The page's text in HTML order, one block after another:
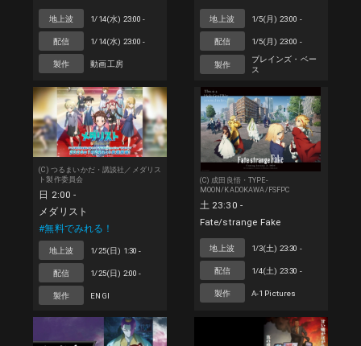
地上波 1/14(水) 23:00 -
配信 1/14(水) 23:00 -
製作 動画工房
地上波 1/5(月) 23:00 -
配信 1/5(月) 23:00 -
製作
ブレインズ・ベー
ス
(C) つるまいかだ・講談社／メダリス
ト製作委員会
日 2:00 -
メダリスト
#無料でみれる！
地上波 1/25(日) 1:30 -
配信 1/25(日) 2:00 -
製作 ENGI
(C) 成田良悟・TYPE-
MOON/KADOKAWA/FSFPC
土 23:30 -
Fate/strange Fake
地上波 1/3(土) 23:30 -
配信 1/4(土) 23:30 -
製作 A-1 Pictures